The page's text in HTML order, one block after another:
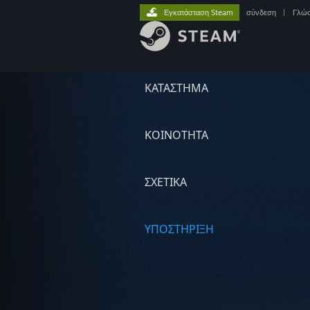
ΚΑΤΑΣΤΗΜΑ
ΚΟΙΝΟΤΗΤΑ
ΣΧΕΤΙΚΆ
ΥΠΟΣΤΗΡΙΞΗ
Εγκατάσταση Steam σύνδεση